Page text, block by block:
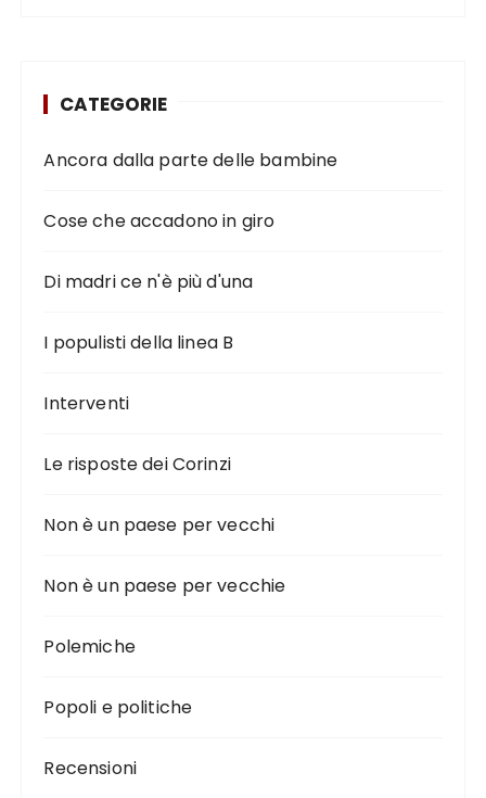
CATEGORIE
Ancora dalla parte delle bambine
Cose che accadono in giro
Di madri ce n'è più d'una
I populisti della linea B
Interventi
Le risposte dei Corinzi
Non è un paese per vecchi
Non è un paese per vecchie
Polemiche
Popoli e politiche
Recensioni